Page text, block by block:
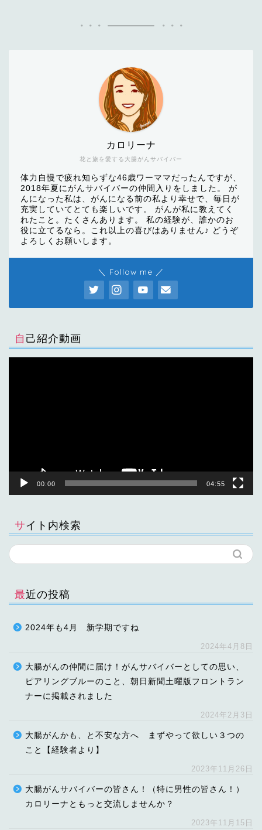
花と旅を愛する大腸がんサバイバー
カロリーナ
体力自慢で疲れ知らずな46歳ワーママだったんですが、
2018年夏にがんサバイバーの仲間入りをしました。 が
んになった私は、がんになる前の私より幸せで、毎日が
充実していてとても楽しいです。 がんが私に教えてく
れたこと。たくさんあります。 私の経験が、誰かのお
役に立てるなら。これ以上の喜びはありません♪ どうぞ
よろしくお願いします。
＼ Follow me ／
自己紹介動画
00:00 04:55
サイト内検索
最近の投稿
2024年も4月 新学期ですね
2024年4月8日
大腸がんの仲間に届け！がんサバイバーとしての思い、
ピアリングブルーのこと、朝日新聞土曜版フロントラン
ナーに掲載されました
2024年2月3日
大腸がんかも、と不安な方へ まずやって欲しい３つの
こと【経験者より】
2023年11月26日
大腸がんサバイバーの皆さん！（特に男性の皆さん！）
カロリーナともっと交流しませんか？
2023年11月15日